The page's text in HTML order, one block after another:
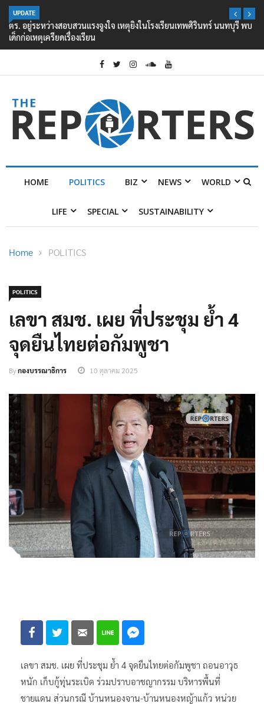
UPDATE
ตร. อยู่ระหว่างสอบสวนแรงจูงใจ เหตุยิงในโรงเรียนเทพศิรินทร์ นนทบุรี พบ
เด็กก่อเหตุเครียดเรื่องเรียน
HOME POLITICS BIZ NEWS WORLD
LIFE SPECIAL SUSTAINABILITY
Home POLITICS
POLITICS
เลขา สมช. เผย ที่ประชุม ย้ำ 4
จุดยืนไทยต่อกัมพูชา
Byกองบรรณาธิการ 10 ตุลาคม 2025
เลขา สมช. เผย ที่ประชุม ย้ำ 4 จุดยืนไทยต่อกัมพูชา ถอนอาวุธ
หนัก เก็บกู้ทุ่นระเบิด ร่วมปราบอาชญากรรม บริหารพื้นที่
ชายแดน ส่วนกรณี บ้านหนองจาน-บ้านหนองหญ้าแก้ว หน่วย